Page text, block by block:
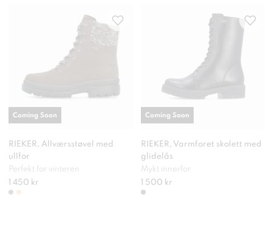
RIEKER, Allværsstøvel med
ullfor
Perfekt for vinteren
1 450 kr
Coming Soon
RIEKER, Varmforet skolett med
glidelås
Mykt innerfor
1 500 kr
Coming Soon